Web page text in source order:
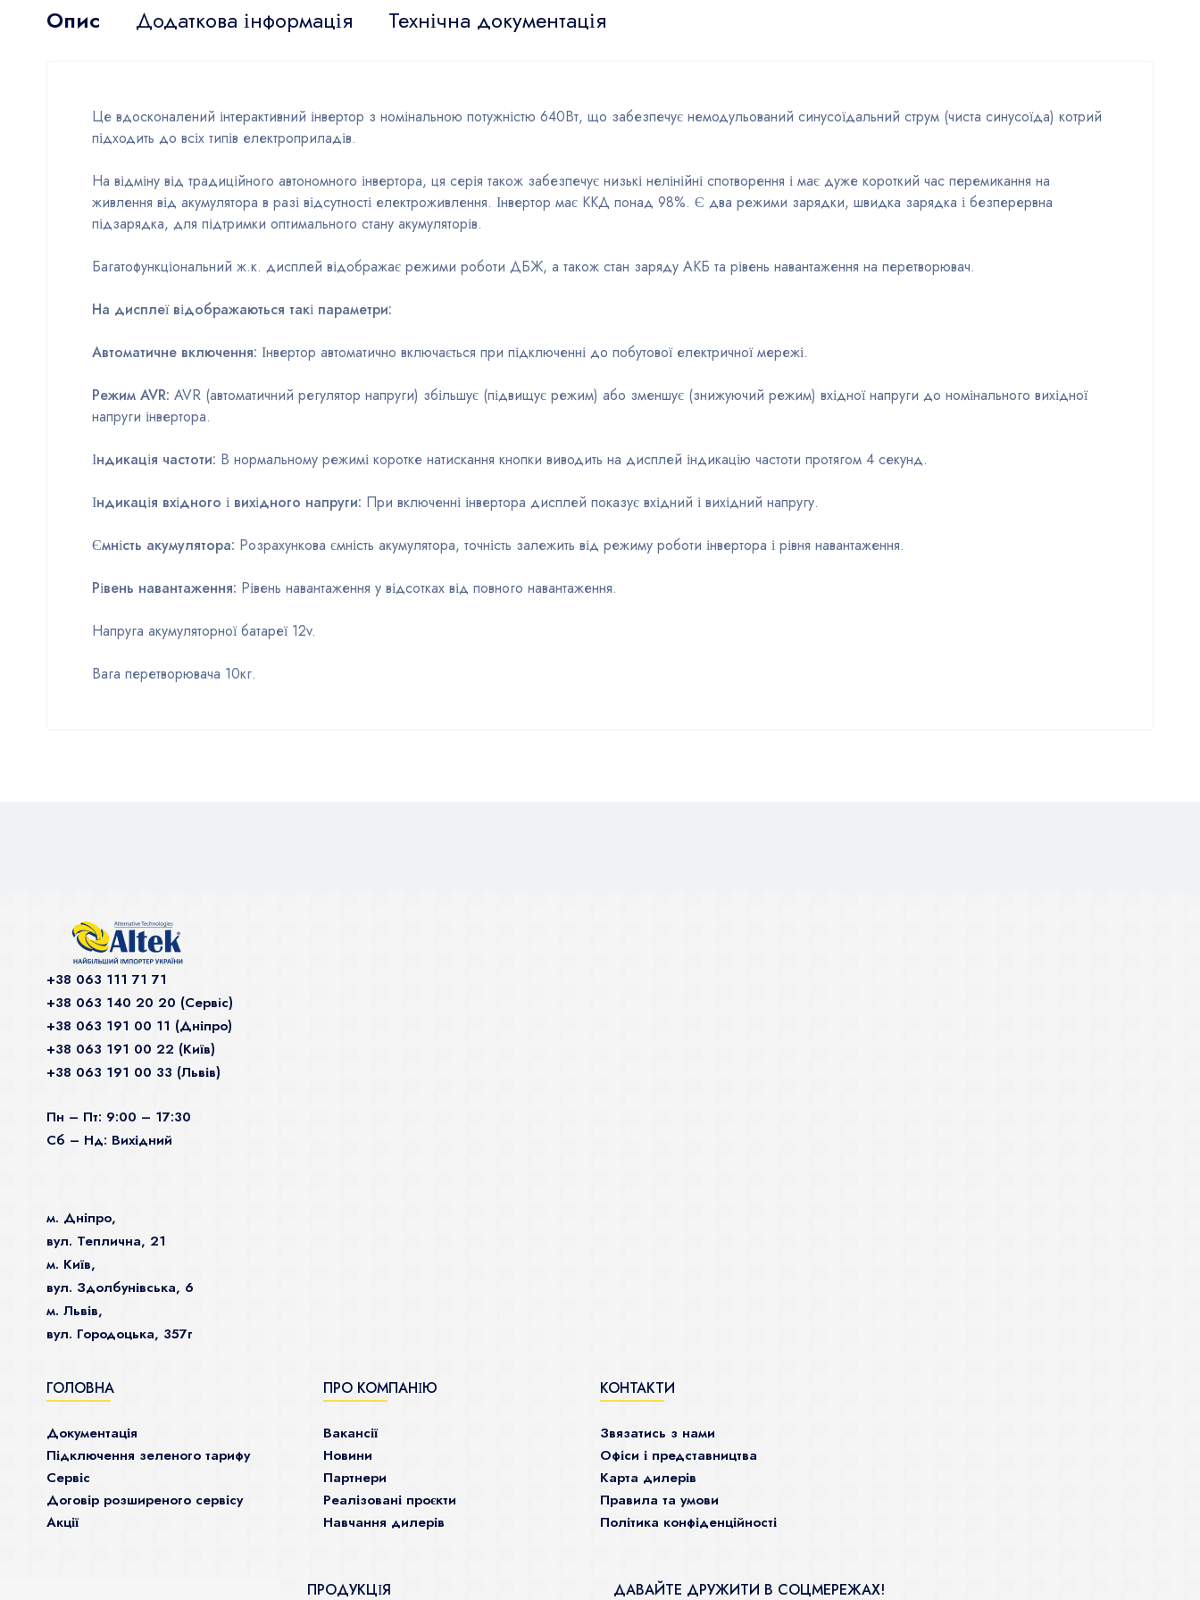
Опис Додаткова інформація Технічна документація
Це вдосконалений інтерактивний інвертор з номінальною потужністю 640Вт, що забезпечує немодульований синусоїдальний струм (чиста синусоїда) котрий
підходить до всіх типів електроприладів.
На відміну від традиційного автономного інвертора, ця серія також забезпечує низькі нелінійні спотворення і має дуже короткий час перемикання на
живлення від акумулятора в разі відсутності електроживлення. Інвертор має ККД понад 98%. Є два режими зарядки, швидка зарядка і безперервна
підзарядка, для підтримки оптимального стану акумуляторів.
Багатофункціональний ж.к. дисплей відображає режими роботи ДБЖ, а також стан заряду АКБ та рівень навантаження на перетворювач.
На дисплеї відображаються такі параметри:
Автоматичне включення: Інвертор автоматично включається при підключенні до побутової електричної мережі.
Режим AVR: AVR (автоматичний регулятор напруги) збільшує (підвищує режим) або зменшує (знижуючий режим) вхідної напруги до номінального вихідної
напруги інвертора.
Індикація частоти: В нормальному режимі коротке натискання кнопки виводить на дисплей індикацію частоти протягом 4 секунд.
Індикація вхідного і вихідного напруги: При включенні інвертора дисплей показує вхідний і вихідний напругу.
Ємність акумулятора: Розрахункова ємність акумулятора, точність залежить від режиму роботи інвертора і рівня навантаження.
Рівень навантаження: Рівень навантаження у відсотках від повного навантаження.
Напруга акумуляторної батареї 12v.
Вага перетворювача 10кг.
+38 063 111 71 71
+38 063 140 20 20 (Сервiс)
+38 063 191 00 11 (Дніпро)
+38 063 191 00 22 (Київ)
+38 063 191 00 33 (Львів)
Пн – Пт: 9:00 – 17:30
Сб – Нд: Вихідний
м. Дніпро,
вул. Теплична, 21
м. Київ,
вул. Здолбунівська, 6
м. Львів,
вул. Городоцька, 357г
ГОЛОВНА
Документація
Підключення зеленого тарифу
Сервіс
Договір розширеного сервісу
Акції
ПРО КОМПАНІЮ
Ваканcії
Новини
Партнери
Реалізовані проєкти
Навчання дилерів
КОНТАКТИ
Звязатись з нами
Офіси і представництва
Карта дилерів
Правила та умови
Політика конфіденційності
ПРОДУКЦІЯ ДАВАЙТЕ ДРУЖИТИ В СОЦМЕРЕЖАХ!